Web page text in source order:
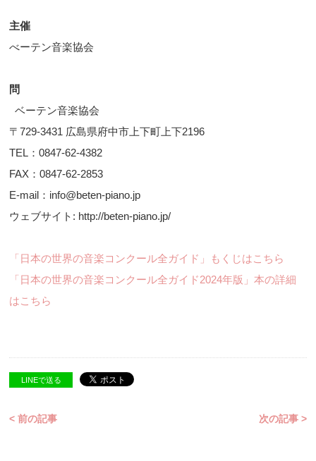
主催
べーテン音楽協会
問
ベーテン音楽協会
〒729-3431 広島県府中市上下町上下2196
TEL：0847-62-4382
FAX：0847-62-2853
E-mail：info@beten-piano.jp
ウェブサイト: http://beten-piano.jp/
「日本の世界の音楽コンクール全ガイド」もくじはこちら
「日本の世界の音楽コンクール全ガイド2024年版」本の詳細
はこちら
LINEで送る
< 前の記事 次の記事 >